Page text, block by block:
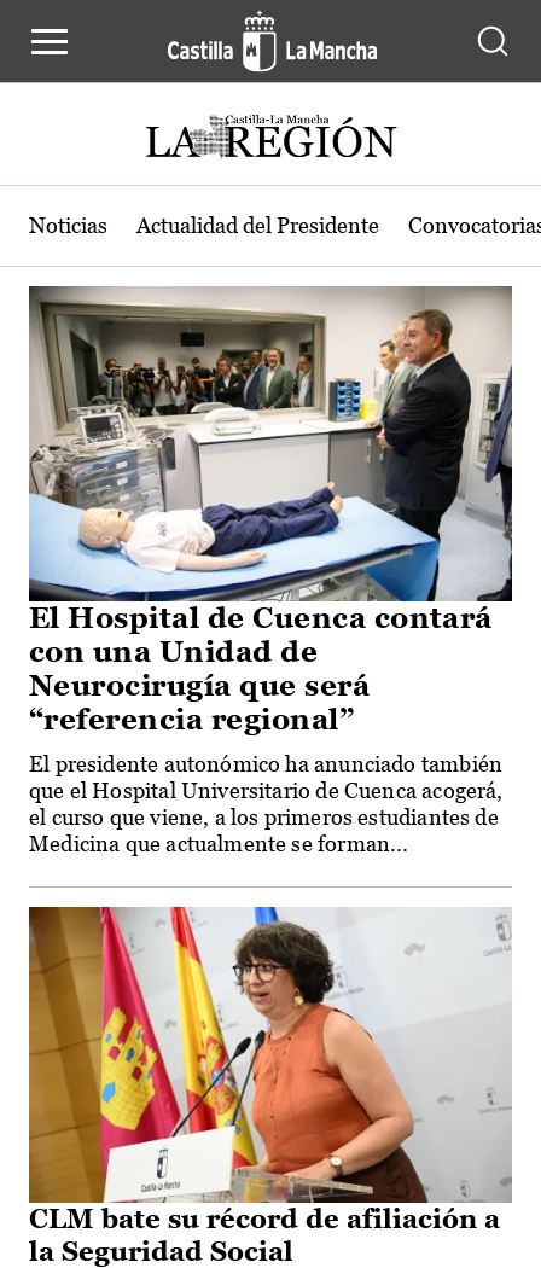
Actualidad de la región de Castilla-
Noticias Actualidad del Presidente
El Hospital de Cuenca contará
con una Unidad de
Neurocirugía que será
“referencia regional”
El presidente autonómico ha anunciado también
que el Hospital Universitario de Cuenca acogerá,
el curso que viene, a los primeros estudiantes de
Medicina que actualmente se forman...
CLM bate su récord de afiliación a
la Seguridad Social